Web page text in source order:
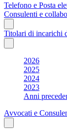
Telefono e Posta
Consulenti e
Titolari di incarichi
2026
2025
2024
2023
Anni
Avvocati e